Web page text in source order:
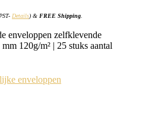
Details) & FREE Shipping
enveloppen zelfklevende
120g/m² | 25 stuks aantal
enveloppen